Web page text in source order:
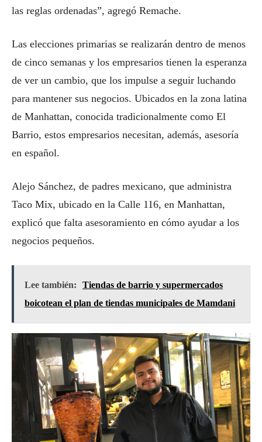
las reglas ordenadas”, agregó Remache.
Las elecciones primarias se realizarán dentro de menos
de cinco semanas y los empresarios tienen la esperanza
de ver un cambio, que los impulse a seguir luchando
para mantener sus negocios. Ubicados en la zona latina
de Manhattan, conocida tradicionalmente como El
Barrio, estos empresarios necesitan, además, asesoría
en español.
Alejo Sánchez, de padres mexicano, que administra
Taco Mix, ubicado en la Calle 116, en Manhattan,
explicó que falta asesoramiento en cómo ayudar a los
negocios pequeños.
Lee también:
Tiendas de barrio y supermercados
boicotean el plan de tiendas municipales de Mamdani